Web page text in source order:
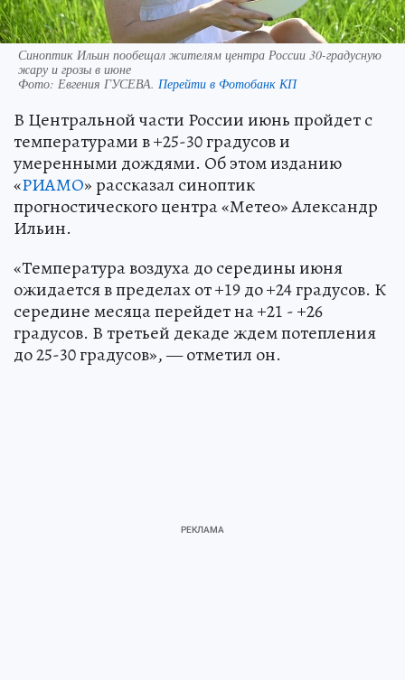
Синоптик Ильин пообещал жителям центра России 30-градусную
жару и грозы в июне
Фото: Евгения ГУСЕВА. Перейти в Фотобанк КП
В Центральной части России июнь пройдет с
температурами в +25-30 градусов и
умеренными дождями. Об этом изданию
«РИАМО» рассказал синоптик
прогностического центра «Метео» Александр
Ильин.
«Температура воздуха до середины июня
ожидается в пределах от +19 до +24 градусов. К
середине месяца перейдет на +21 - +26
градусов. В третьей декаде ждем потепления
до 25-30 градусов», — отметил он.